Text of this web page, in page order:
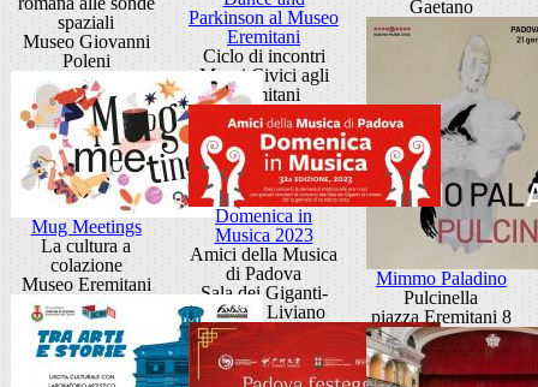
Gaetano
spaziali
Museo Giovanni
Poleni
Parkinson al Museo
Eremitani
Ciclo di incontri
Musei Civici agli
Eremitani
Mimmo Paladino
Pulcinella
piazza Eremitani 8
Mug Meetings
La cultura a
colazione
Museo Eremitani
Domenica in
Musica 2023
Amici della Musica
di Padova
Sala dei Giganti-
Palazzo Liviano